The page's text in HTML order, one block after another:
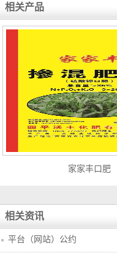
相关产品
家家丰口肥
相关资讯
平台（网站）公约